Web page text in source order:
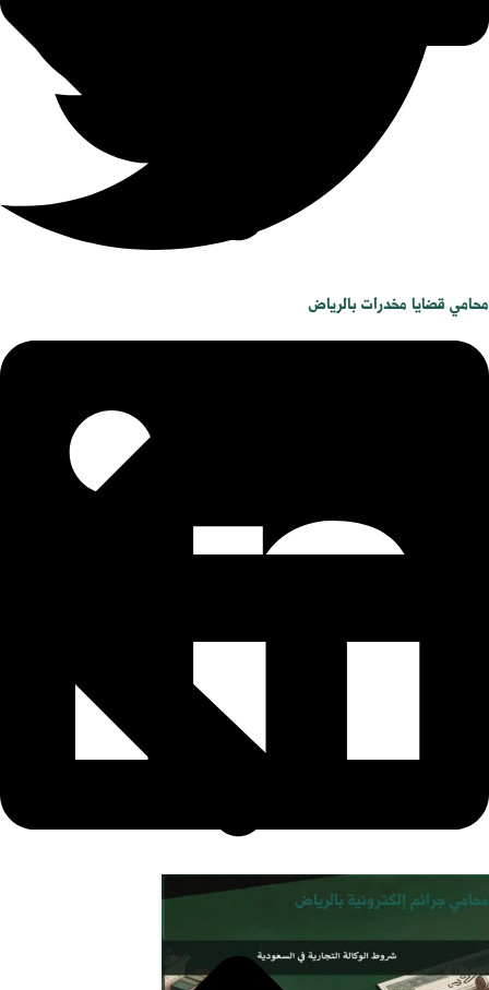
محامي قضايا مخدرات بالرياض
محامي جرائم إلكترونية بالرياض